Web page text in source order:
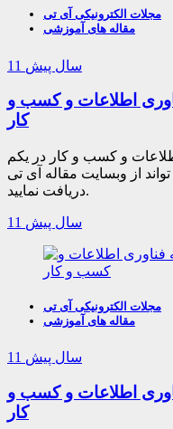
مجلات الکترونیکی آی تی
مقاله های آموزشی
11 سال پیش
اطلاعات و کسب و
کار
و کسب و کار در یکم
از وبسایت مقاله آی تی
دریافت نمایید.
11 سال پیش
مجلات الکترونیکی آی تی
مقاله های آموزشی
11 سال پیش
اطلاعات و کسب و
کار